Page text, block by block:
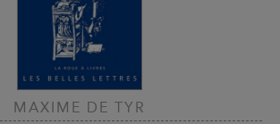
MAXIME DE TYR